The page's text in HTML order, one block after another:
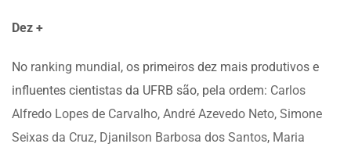
Dez +
No ranking mundial, os primeiros dez mais produtivos e
influentes cientistas da UFRB são, pela ordem: Carlos
Alfredo Lopes de Carvalho, André Azevedo Neto, Simone
Seixas da Cruz, Djanilson Barbosa dos Santos, Maria